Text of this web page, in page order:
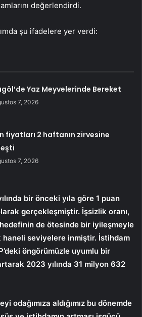
değerlendirdi.
şu ifadelere yer verdi:
Yaz Meyvelerinde Bereket
7, 2026
fiyatları 2 haftanın zirvesine
7, 2026
bir önceki yıla göre 1 puan
gerçekleşmiştir. İşsizlik oranı,
de ötesinde bir iyileşmeyle
haneli seviyelere inmiştir. İstihdam
öngörümüzle uyumlu bir
2023 yılında 31 milyon 632
odağımıza aldığımız bu dönemde